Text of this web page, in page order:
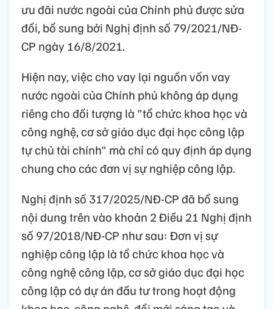
ưu đãi nước ngoài của Chính phủ được sửa
đổi, bổ sung bởi Nghị định số 79/2021/NĐ-
CP ngày 16/8/2021.
Hiện nay, việc cho vay lại nguồn vốn vay
nước ngoài của Chính phủ không áp dụng
riêng cho đối tượng là "tổ chức khoa học và
công nghệ, cơ sở giáo dục đại học công lập
tự chủ tài chính" mà chỉ có quy định áp dụng
chung cho các đơn vị sự nghiệp công lập.
Nghị định số 317/2025/NĐ-CP đã bổ sung
nội dung trên vào khoản 2 Điều 21 Nghị định
số 97/2018/NĐ-CP như sau: Đơn vị sự
nghiệp công lập là tổ chức khoa học và
công nghệ công lập, cơ sở giáo dục đại học
công lập có dự án đầu tư trong hoạt động